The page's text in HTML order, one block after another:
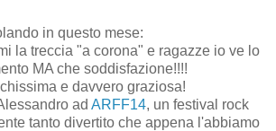
in questo mese:
la treccia "a corona" e ragazze io ve lo
MA che soddisfazione!!!!
e davvero graziosa!
ad ARFF14, un festival rock
tanto divertito che appena l'abbiamo